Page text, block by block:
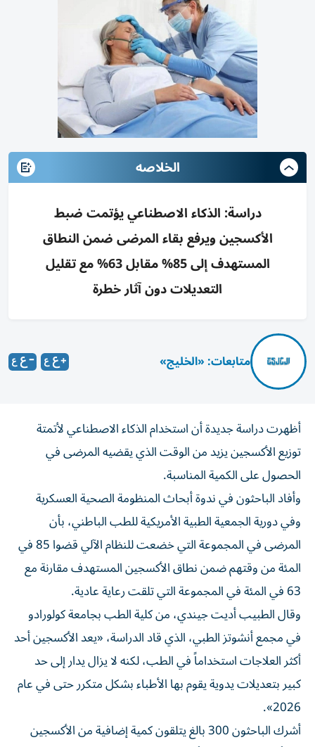
الخلاصه
دراسة: الذكاء الاصطناعي يؤتمت ضبط
الأكسجين ويرفع بقاء المرضى ضمن النطاق
المستهدف إلى 85% مقابل 63% مع تقليل
التعديلات دون آثار خطرة
متابعات: «الخليج»
أظهرت دراسة جديدة أن استخدام الذكاء الاصطناعي لأتمتة
توزيع الأكسجين يزيد من الوقت الذي يقضيه المرضى في
الحصول على الكمية ‌المناسبة.
وأفاد الباحثون في ندوة أبحاث المنظومة الصحية العسكرية
وفي دورية الجمعية ​الطبية ⁠الأمريكية للطب الباطني، بأن
المرضى في المجموعة ‌التي خضعت للنظام الآلي قضوا ‌85 في
المئة من وقتهم ضمن نطاق الأكسجين المستهدف مقارنة مع
63 في المئة في المجموعة التي تلقت رعاية عادية.
وقال الطبيب أديت ‌جيندي، من كلية الطب بجامعة كولورادو
في مجمع أنشوتز الطبي، الذي ⁠قاد الدراسة، «يعد الأكسجين أحد
أكثر العلاجات استخداماً في الطب، لكنه لا يزال يدار إلى حد
كبير بتعديلات يدوية يقوم بها الأطباء بشكل متكرر حتى في عام
2026».
أشرك الباحثون 300 بالغ يتلقون كمية إضافية من الأكسجين